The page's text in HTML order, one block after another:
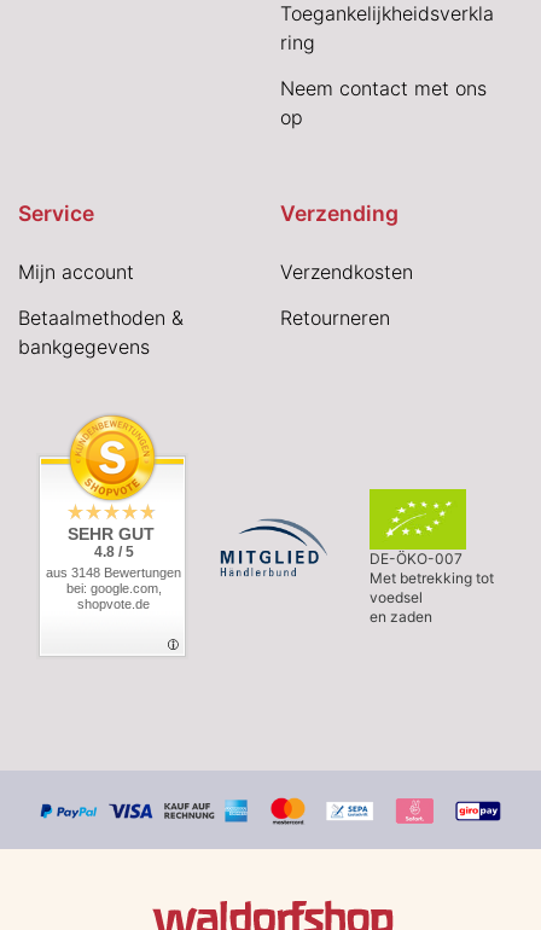
Toegankelijkheidsverkla
ring
Neem contact met ons
op
Service
Mijn account
Betaalmethoden &
bankgegevens
Verzending
Verzendkosten
Retourneren
SEHR GUT
4.8 / 5
aus 3148 Bewertungen
bei: google.com,
shopvote.de
DE-ÖKO-007
Met betrekking tot
voedsel
en zaden